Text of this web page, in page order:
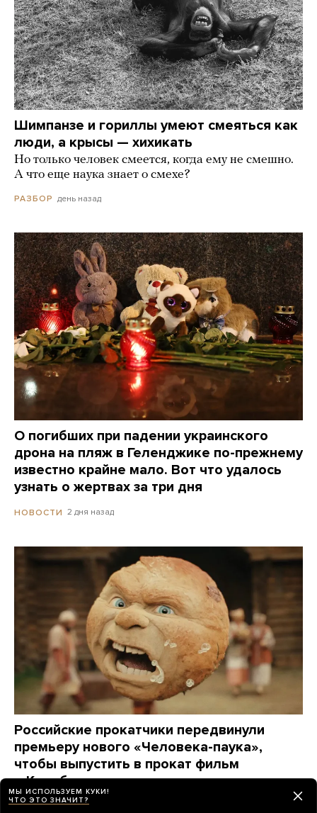
Шимпанзе и гориллы умеют смеяться как
люди, а крысы — хихикать
Но только человек смеется, когда ему не смешно.
А что еще наука знает о смехе?
РАЗБОР день назад
О погибших при падении украинского
дрона на пляж в Геленджике по-прежнему
известно крайне мало. Вот что удалось
узнать о жертвах за три дня
НОВОСТИ 2 дня назад
Российские прокатчики передвинули
премьеру нового «Человека-паука»,
чтобы выпустить в прокат фильм
о Колобке
Зрители обрушили его рейтинг еще до премьеры.
МЫ ИСПОЛЬЗУЕМ КУКИ!
ЧТО ЭТО ЗНАЧИТ?